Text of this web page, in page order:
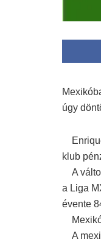
úgy
klub
A
a Liga
évente
A